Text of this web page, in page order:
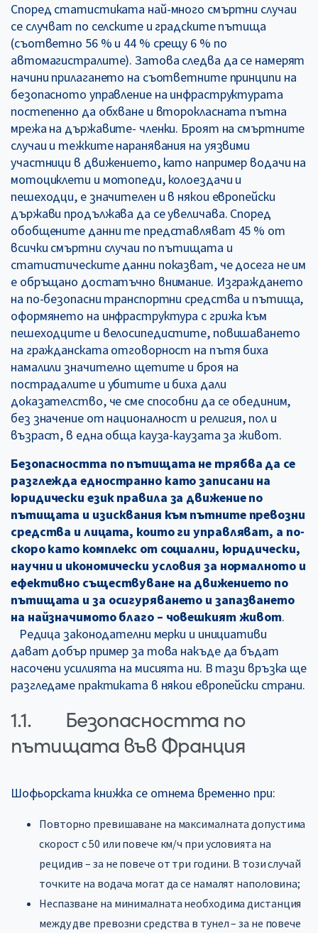
Според статистиката най-много смъртни случаи
се случват по селските и градските пътища
(съответно 56 % и 44 % срещу 6 % по
автомагистралите). Затова следва да се намерят
начини прилагането на съответните принципи на
безопасното управление на инфраструктурата
постепенно да обхване и второкласната пътна
мрежа на държавите- членки. Броят на смъртните
случаи и тежките наранявания на уязвими
участници в движението, като например водачи на
мотоциклети и мотопеди, колоездачи и
пешеходци, е значителен и в някои европейски
държави продължава да се увеличава. Според
обобщените данни те представляват 45 % от
всички смъртни случаи по пътищата и
статистическите данни показват, че досега не им
е обръщано достатъчно внимание. Изграждането
на по-безопасни транспортни средства и пътища,
оформянето на инфраструктура с грижа към
пешеходците и велосипедистите, повишаването
на гражданската отговорност на пътя биха
намалили значително щетите и броя на
пострадалите и убитите и биха дали
доказателство, че сме способни да се обединим,
без значение от националност и религия, пол и
възраст, в една обща кауза-каузата за живот.
Безопасността по пътищата не трябва да се
разглежда едностранно като записани на
юридически език правила за движение по
пътищата и изисквания към пътните превозни
средства и лицата, които ги управляват, а по-
скоро като комплекс от социални, юридически,
научни и икономически условия за нормалното и
ефективно съществуване на движението по
пътищата и за осигуряването и запазването
на найзначимото благо – човешкият живот.
Редица законодателни мерки и инициативи
дават добър пример за това накъде да бъдат
насочени усилията на мисията ни. В тази връзка ще
разгледаме практиката в някои европейски страни.
1.1. Безопасността по
пътищата във Франция
Шофьорската книжка се отнема временно при:
Повторно превишаване на максималната допустима
скорост с 50 или повече км/ч при условията на
рецидив – за не повече от три години. В този случай
точките на водача могат да се намалят наполовина;
Неспазване на минималната необходима дистанция
между две превозни средства в тунел – за не повече